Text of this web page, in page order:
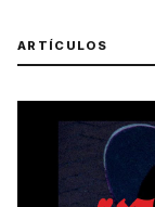
ARTÍCULOS